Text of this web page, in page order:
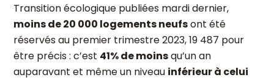
Transition écologique publiées mardi dernier,
moins de 20 000 logements neufsont été
réservés au premier trimestre 2023, 19 487 pour
être précis : c’est 41% de moinsqu’un an
auparavant et même un niveau inférieur à celui